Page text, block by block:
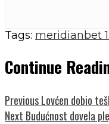
Tags: meridianbet
Continue
PreviousLovćen dobio
Next Budućnost dovela